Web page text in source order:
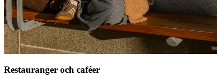
Restauranger och caféer